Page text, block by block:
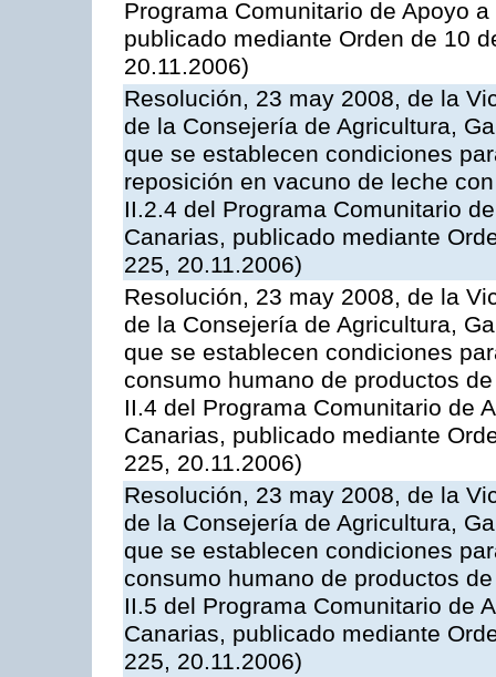
Programa Comunitario de Apoyo
publicado mediante Orden de 10
20.11.2006)
Resolución, 23 may 2008, de la
de la Consejería de Agricultura,
que se establecen condiciones
reposición en vacuno de leche
II.2.4 del Programa Comunitario
Canarias, publicado mediante
225, 20.11.2006)
Resolución, 23 may 2008, de la
de la Consejería de Agricultura,
que se establecen condiciones
consumo humano de productos
II.4 del Programa Comunitario de
Canarias, publicado mediante
225, 20.11.2006)
Resolución, 23 may 2008, de la
de la Consejería de Agricultura,
que se establecen condiciones
consumo humano de productos
II.5 del Programa Comunitario de
Canarias, publicado mediante
225, 20.11.2006)